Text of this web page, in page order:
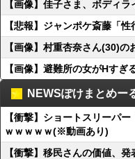
【画像】佳子さま、ボディ
【悲報】ジャンポケ斎藤「
【画像】村重杏奈さん(30)
【画像】避難所の女がHすぎ
NEWSぽけまとめー
【衝撃】ショートスリーパ
ｗｗｗｗｗ(※動画あり)
【衝撃】移民さんの価値、